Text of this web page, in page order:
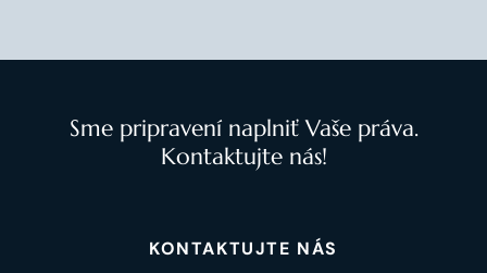
Sme pripravení naplniť Vaše práva.
Kontaktujte nás!
KONTAKTUJTE NÁS